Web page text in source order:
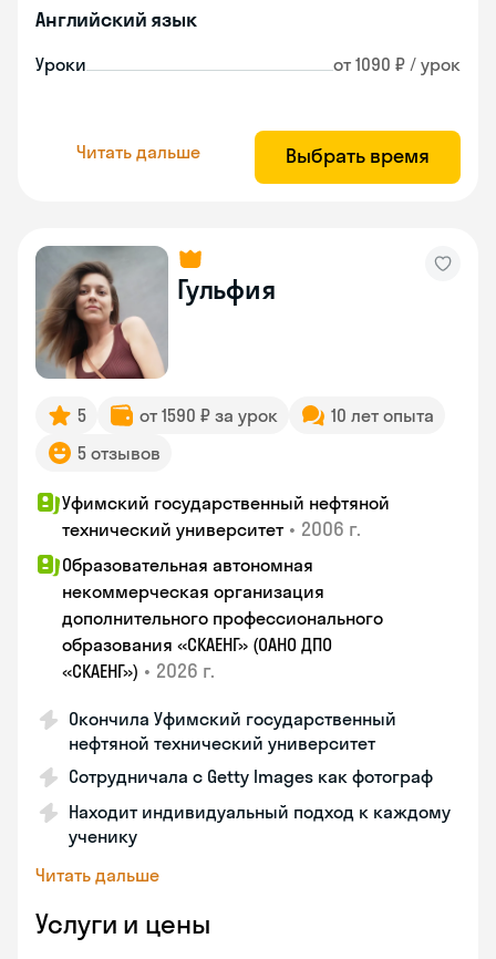
Английский язык
Уроки от 1090 ₽ / урок
Читать дальше Выбрать время
Гульфия
5 от 1590 ₽ за урок
10 лет опыта
5 отзывов
Уфимский государственный нефтяной
технический университет • 2006 г.
Образовательная автономная
некоммерческая организация
дополнительного профессионального
образования «СКАЕНГ» (ОАНО ДПО
«СКАЕНГ») • 2026 г.
Окончила Уфимский государственный
нефтяной технический университет
Сотрудничала с Getty Images как фотограф
Находит индивидуальный подход к каждому
ученику
Читать дальше
Услуги и цены